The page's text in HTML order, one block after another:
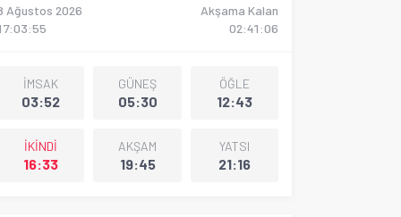
Ağustos 2026
Akşama Kalan
02:41:05
İMSAK
03:52
GÜNEŞ
05:30
ÖĞLE
12:43
İKİNDİ
16:33
AKŞAM
19:45
YATSI
21:16